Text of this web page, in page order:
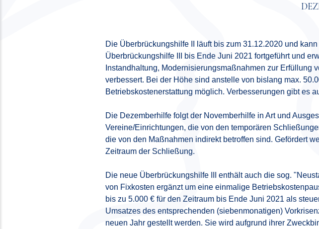
Die Überbrückungshilfe II läuft bis zum 31.12.2020 und
Überbrückungshilfe III bis Ende Juni 2021 fortgeführt und
Instandhaltung, Modernisierungsmaßnahmen zur
verbessert. Bei der Höhe sind anstelle von bislang max.
Betriebskostenerstattung möglich. Verbesserungen gibt es
Die Dezemberhilfe folgt der Novemberhilfe in Art und
Vereine/Einrichtungen, die von den temporären
die von den Maßnahmen indirekt betroffen sind. Gefördert
Zeitraum der Schließung.
Die neue Überbrückungshilfe III enthält auch die sog.
von Fixkosten ergänzt um eine einmalige
bis zu 5.000 € für den Zeitraum bis Ende Juni 2021 als
Umsatzes des entsprechenden (siebenmonatigen)
neuen Jahr gestellt werden. Sie wird aufgrund ihrer